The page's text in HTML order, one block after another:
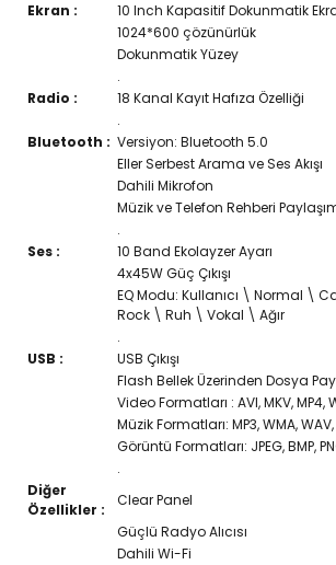
Ekran :
10 Inch Kapasitif Dokunmatik
1024*600 çözünürlük
Dokunmatik Yüzey
.
Radio :
18 Kanal Kayıt Hafıza Özelliği
.
Bluetooth : Versiyon: Bluetooth 5.0
Eller Serbest Arama ve Ses Akışı
Dahili Mikrofon
Müzik ve Telefon Rehberi
.
Ses :
10 Band Ekolayzer Ayarı
4x45W Güç Çıkışı
EQ Modu: Kullanıcı \ Normal \
Rock \ Ruh \ Vokal \ Ağır
.
USB :
USB Çıkışı
Flash Bellek Üzerinden Dosya
Video Formatları : AVI, MKV, MP4,
Müzik Formatları: MP3, WMA,
Görüntü Formatları: JPEG, BMP,
.
Diğer
Özellikler :
Clear Panel
Güçlü Radyo Alıcısı
Dahili Wi-Fi